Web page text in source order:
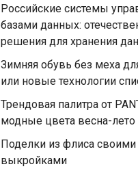
Российские системы
базами данных:
решения для хранения
Зимняя обувь без меха
или новые технологии
Трендовая палитра от
модные цвета весна-лето
Поделки из флиса своими
выкройками